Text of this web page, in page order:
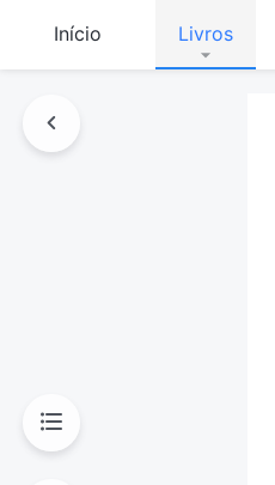
Início Livros